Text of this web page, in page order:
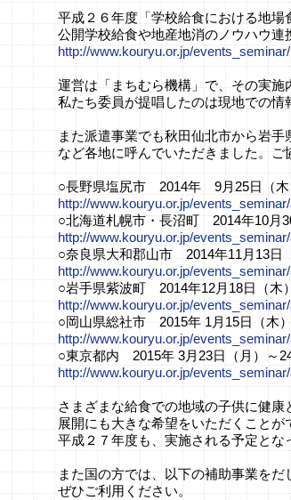
平成２６年度「学校給食における地
公開学校給食や地産地消のノウハウ連
http://www.kouryu.or.jp/
運営は「まちむら機構」で、その実
私たち委員が提唱したのは現地での情
また派遣事業でも秋田仙北市から岩
など各地に呼んでいただきました。
○長野県塩尻市 2014年 9月25日（木
http://www.kouryu.or.jp/
○北海道札幌市・長沼町 2014年10月
http://www.kouryu.or.jp/
○奈良県大和郡山市 2014年11月13日
http://www.kouryu.or.jp/
○岩手県紫波町 2014年12月18日（木
http://www.kouryu.or.jp/
○岡山県総社市 2015年 1月15日（木
http://www.kouryu.or.jp/
○東京都内 2015年 3月23日（月）～24
http://www.kouryu.or.jp/
さまざまな給食での地域の子供に健
展開にも大きな希望をいただくことが
平成２７年度も、実施される予定とな
また国の方では、以下の補助事業をだ
ぜひご利用ください。